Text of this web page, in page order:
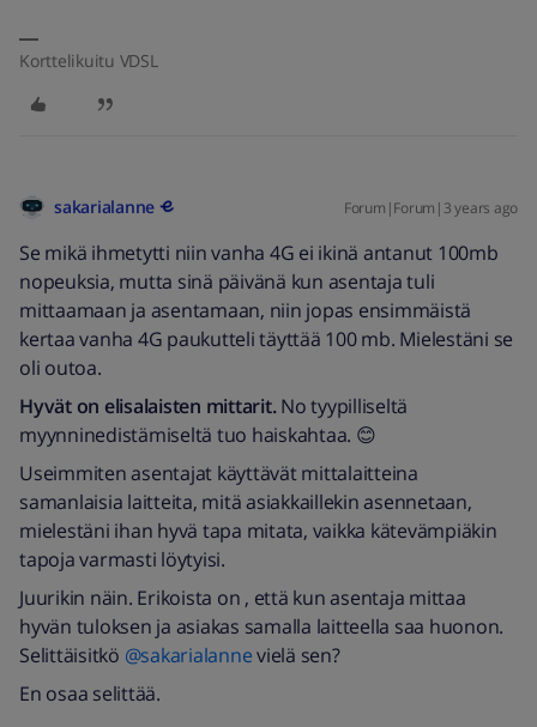
Korttelikuitu VDSL
sakarialanne Forum|Forum|3 years ago
Se mikä ihmetytti niin vanha 4G ei ikinä antanut 100mb
nopeuksia, mutta sinä päivänä kun asentaja tuli
mittaamaan ja asentamaan, niin jopas ensimmäistä
kertaa vanha 4G paukutteli täyttää 100 mb. Mielestäni se
oli outoa.
Hyvät on elisalaisten mittarit.No tyypilliseltä
myynninedistämiseltä tuo haiskahtaa. 😊
Useimmiten asentajat käyttävät mittalaitteina
samanlaisia laitteita, mitä asiakkaillekin asennetaan,
mielestäni ihan hyvä tapa mitata, vaikka kätevämpiäkin
tapoja varmasti löytyisi.
Juurikin näin. Erikoista on , että kun asentaja mittaa
hyvän tuloksen ja asiakas samalla laitteella saa huonon.
Selittäisitkö @sakarialannevielä sen?
En osaa selittää.